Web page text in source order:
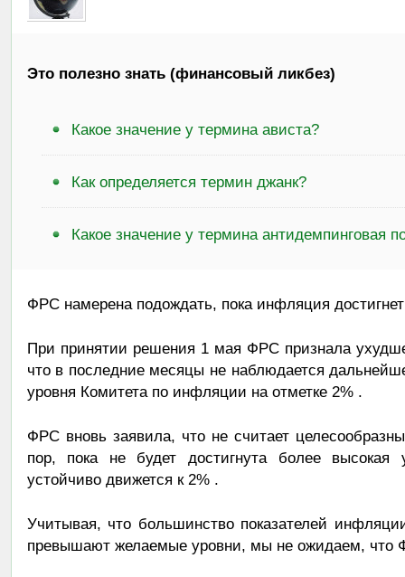
Это полезно знать (финансовый ликбез)
Какое значение у термина ависта?
Как определяется термин джанк?
Какое значение у термина антидемпинговая
ФРС намерена подождать, пока инфляция достигнет
При принятии решения 1 мая ФРС признала
что в последние месяцы не наблюдается
уровня Комитета по инфляции на отметке 2% .
ФРС вновь заявила, что не считает
пор, пока не будет достигнута более
устойчиво движется к 2% .
Учитывая, что большинство показателей
превышают желаемые уровни, мы не ожидаем, что